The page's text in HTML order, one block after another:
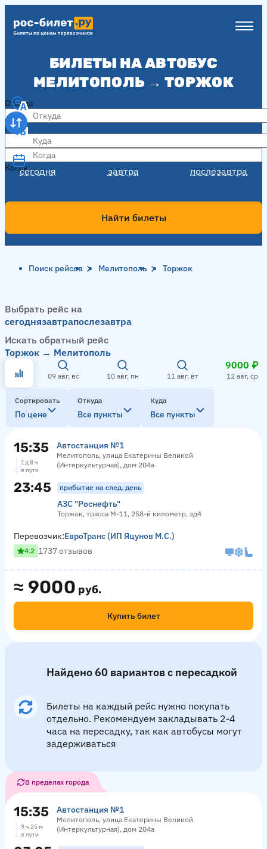
БИЛЕТЫ НА АВТОБУС
МЕЛИТОПОЛЬ → ТОРЖОК
Откуда
Куда
Когда
сегодня завтра послезавтра
Когда
Найти билеты
Поиск рейсов Мелитополь Торжок
Выбрать рейс на
сегоднязавтрапослезавтра
Искать обратный рейс
Торжок → Мелитополь
09 авг, вс 10 авг, пн 11 авг, вт
9000 ₽
12 авг, ср
Сортировать
По цене
Откуда
Все пункты
Куда
Все пункты
15:35 Автостанция №1
Мелитополь, улица Екатерины Великой
(Интеркультурная), дом 204а
1 д 8 ч
в пути
23:45 прибытие на след. день
АЗС "Роснефть"
Торжок, трасса М-11, 258-й километр, зд4
≈ 9000 руб.
Купить билет
Перевозчик:ЕвроТранс (ИП Яцунов М.С.)
4.2 1737 отзывов
Найдено 60 вариантов с пересадкой
Билеты на каждый рейс нужно покупать
отдельно. Рекомендуем закладывать 2-4
часа на пересадку, так как автобусы могут
задерживаться
В пределах города
15:35 Автостанция №1
Мелитополь, улица Екатерины Великой
(Интеркультурная), дом 204а
9 ч 25 м
в пути